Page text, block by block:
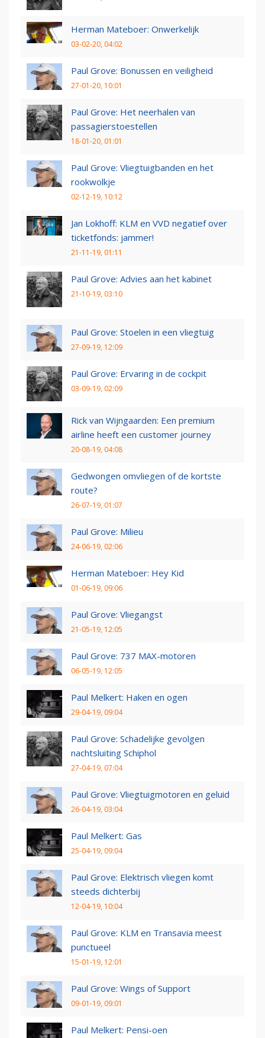
Herman Mateboer: Onwerkelijk
03-02-20, 04:02
Paul Grove: Bonussen en veiligheid
27-01-20, 10:01
Paul Grove: Het neerhalen van
passagierstoestellen
18-01-20, 01:01
Paul Grove: Vliegtuigbanden en het
rookwolkje
02-12-19, 10:12
Jan Lokhoff: KLM en VVD negatief over
ticketfonds: jammer!
21-11-19, 01:11
Paul Grove: Advies aan het kabinet
21-10-19, 03:10
Paul Grove: Stoelen in een vliegtuig
27-09-19, 12:09
Paul Grove: Ervaring in de cockpit
03-09-19, 02:09
Rick van Wijngaarden: Een premium
airline heeft een customer journey
20-08-19, 04:08
Gedwongen omvliegen of de kortste
route?
26-07-19, 01:07
Paul Grove: Milieu
24-06-19, 02:06
Herman Mateboer: Hey Kid
01-06-19, 09:06
Paul Grove: Vliegangst
21-05-19, 12:05
Paul Grove: 737 MAX-motoren
06-05-19, 12:05
Paul Melkert: Haken en ogen
29-04-19, 09:04
Paul Grove: Schadelijke gevolgen
nachtsluiting Schiphol
27-04-19, 07:04
Paul Grove: Vliegtuigmotoren en geluid
26-04-19, 03:04
Paul Melkert: Gas
25-04-19, 09:04
Paul Grove: Elektrisch vliegen komt
steeds dichterbij
12-04-19, 10:04
Paul Grove: KLM en Transavia meest
punctueel
15-01-19, 12:01
Paul Grove: Wings of Support
09-01-19, 09:01
Paul Melkert: Pensi-oen